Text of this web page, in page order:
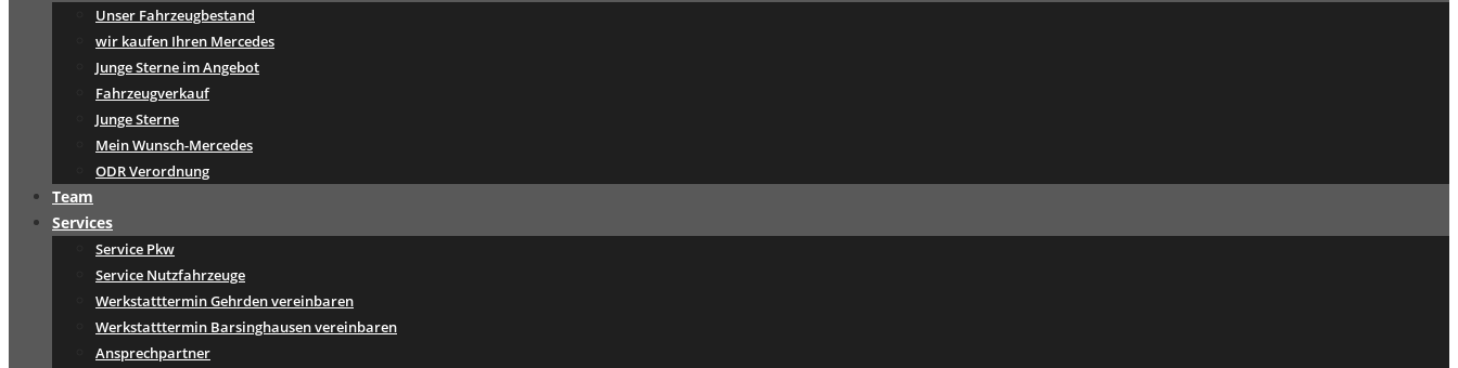
Unser Fahrzeugbestand
wir kaufen Ihren Mercedes
Junge Sterne im Angebot
Fahrzeugverkauf
Junge Sterne
Mein Wunsch-Mercedes
ODR Verordnung
Team
Services
Service Pkw
Service Nutzfahrzeuge
Werkstatttermin Gehrden vereinbaren
Werkstatttermin Barsinghausen vereinbaren
Ansprechpartner